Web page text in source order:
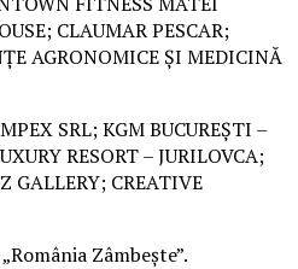
CLAUMAR PESCAR;
AGRONOMICE ȘI MEDICINĂ
SRL; KGM BUCUREȘTI –
RESORT – JURILOVCA;
GALLERY; CREATIVE
Zâmbește”.